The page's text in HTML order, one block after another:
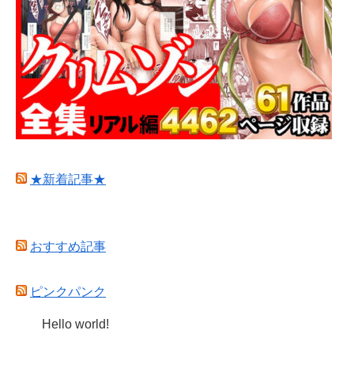
★新着記事★
おすすめ記事
ピンクパンク
Hello world!